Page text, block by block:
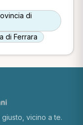
di
di Ferrara
vicino a te.